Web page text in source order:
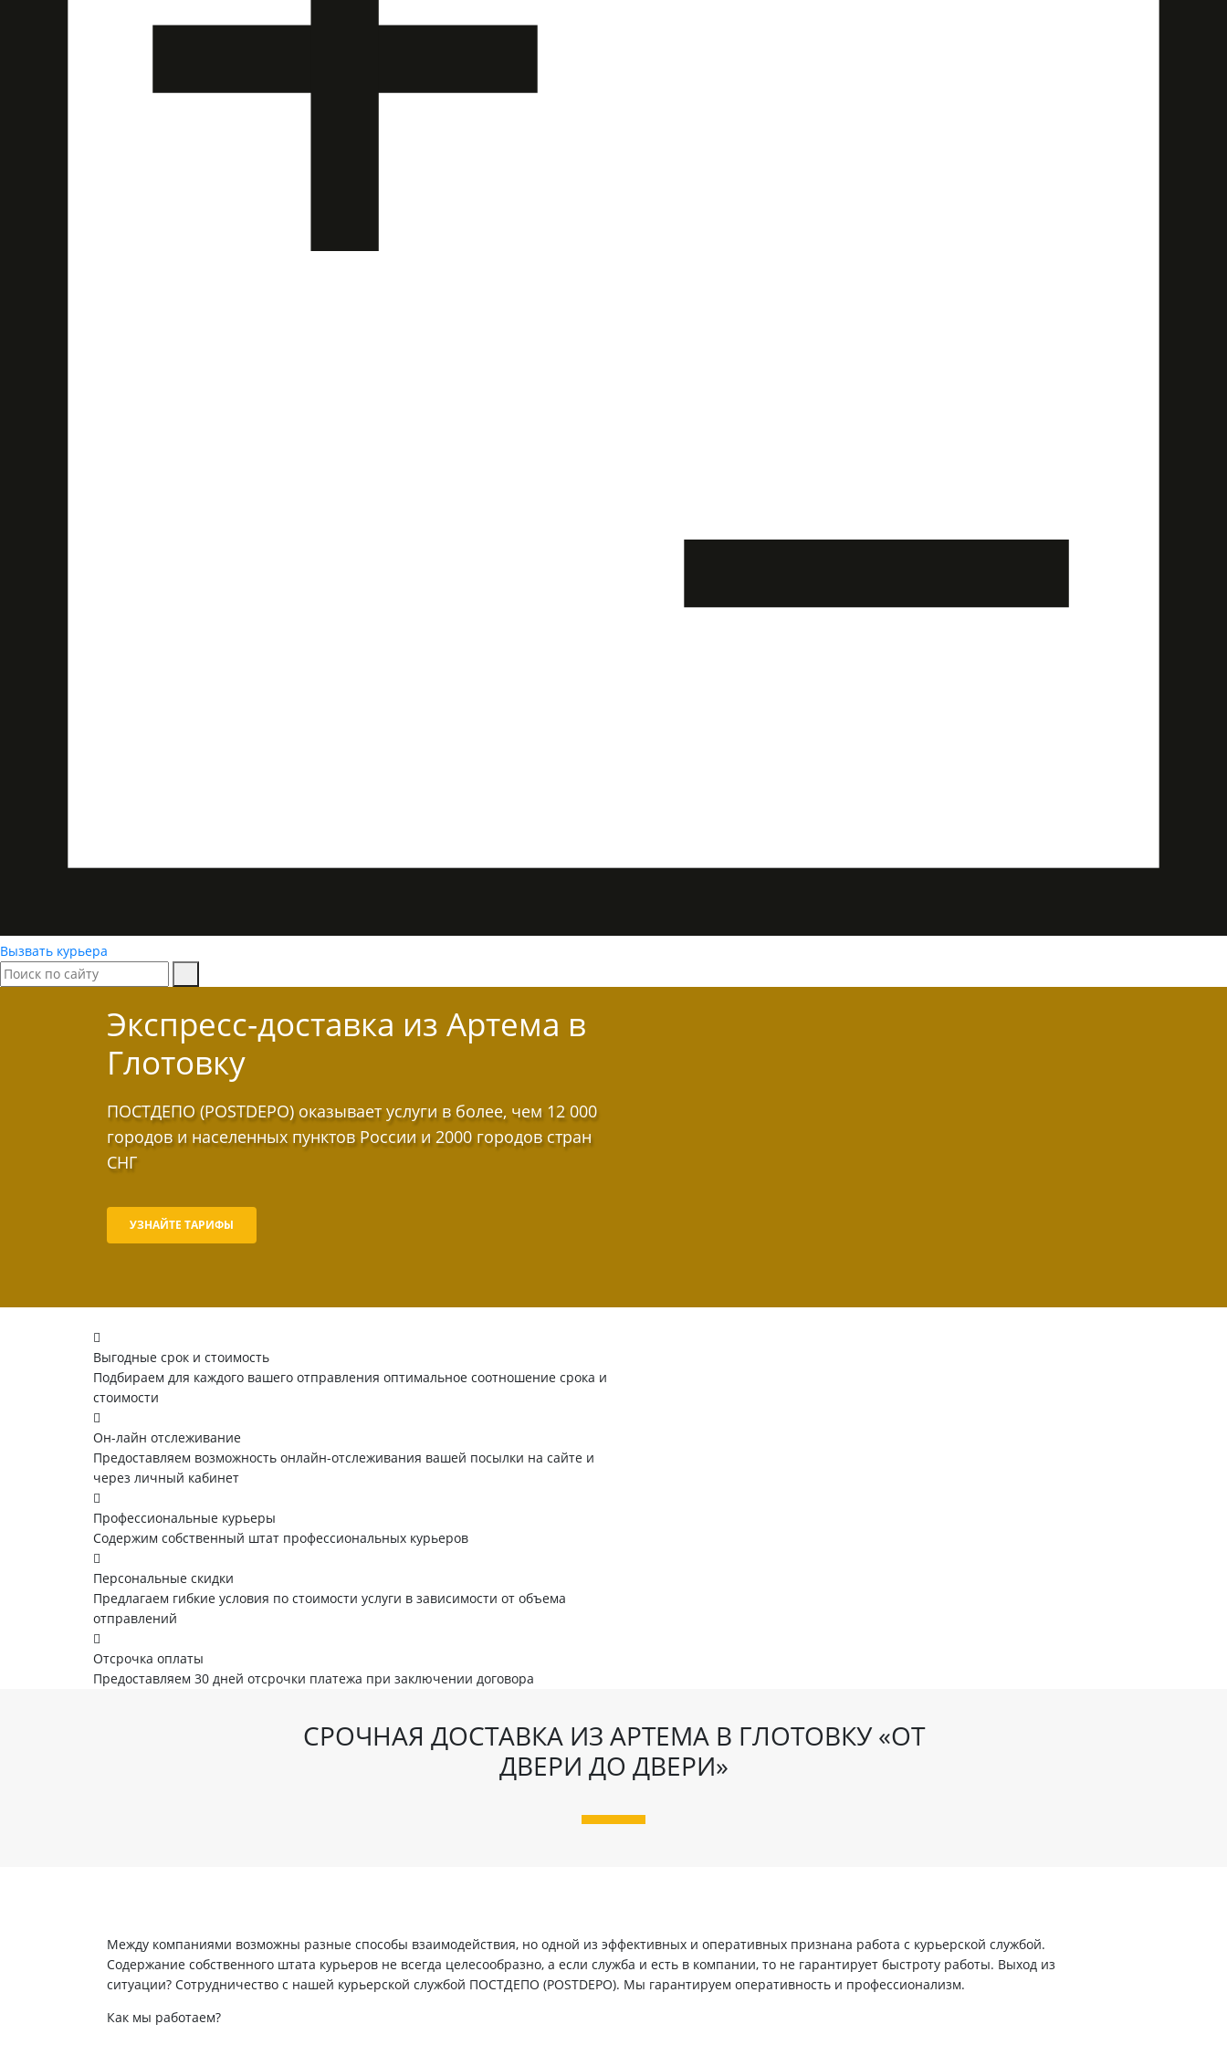
Вызвать курьера
Экспресс-доставка из Артема в
Глотовку
ПОСТДЕПО (POSTDEPO) оказывает услуги в более, чем 12 000
городов и населенных пунктов России и 2000 городов стран
СНГ
УЗНАЙТЕ ТАРИФЫ
Выгодные срок и стоимость
Подбираем для каждого вашего отправления оптимальное соотношение срока и
стоимости
Он-лайн отслеживание
Предоставляем возможность онлайн-отслеживания вашей посылки на сайте и
через личный кабинет
Профессиональные курьеры
Содержим собственный штат профессиональных курьеров
Персональные скидки
Предлагаем гибкие условия по стоимости услуги в зависимости от объема
отправлений
Отсрочка оплаты
Предоставляем 30 дней отсрочки платежа при заключении договора
СРОЧНАЯ ДОСТАВКА ИЗ АРТЕМА В ГЛОТОВКУ «ОТ
ДВЕРИ ДО ДВЕРИ»
Между компаниями возможны разные способы взаимодействия, но одной из эффективных и оперативных признана работа с курьерской службой.
Содержание собственного штата курьеров не всегда целесообразно, а если служба и есть в компании, то не гарантирует быстроту работы. Выход из
ситуации? Сотрудничество с нашей курьерской службой ПОСТДЕПО (POSTDEPO). Мы гарантируем оперативность и профессионализм.
Как мы работаем?